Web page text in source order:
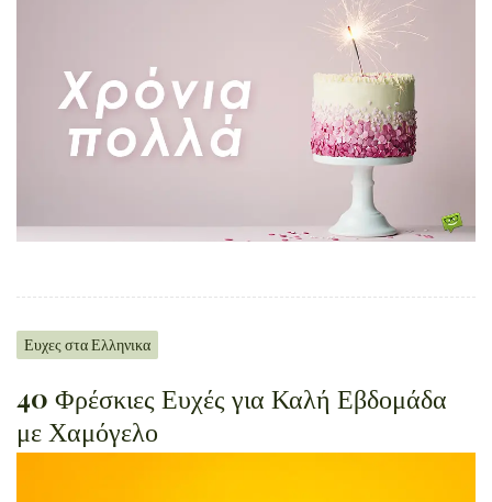
Ευχες στα Ελληνικα
40 Φρέσκιες Ευχές για Καλή Εβδομάδα
με Χαμόγελο